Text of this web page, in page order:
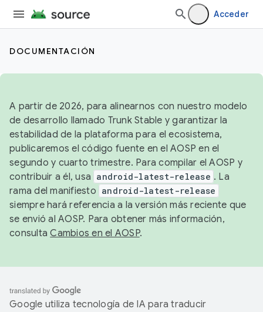
Acceder
DOCUMENTACIÓN
A partir de 2026, para alinearnos con nuestro modelo
de desarrollo llamado Trunk Stable y garantizar la
estabilidad de la plataforma para el ecosistema,
publicaremos el código fuente en el AOSP en el
segundo y cuarto trimestre. Para compilar el AOSP y
contribuir a él, usa android-latest-release . La
rama del manifiesto android-latest-release
siempre hará referencia a la versión más reciente que
se envió al AOSP. Para obtener más información,
consultaCambios en el AOSP.
Google utiliza tecnología de IA para traducir